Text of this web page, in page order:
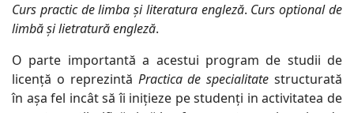
Curs practic de limba și literatura engleză. Curs optional de
limbă și lietratură engleză.
O parte importantă a acestui program de studii de
licență o reprezintă Practica de specialitate structurată
în așa fel incât să îi inițieze pe studenți in activitatea de